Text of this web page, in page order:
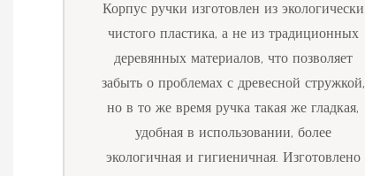
Корпус ручки изготовлен из экологически
чистого пластика, а не из традиционных
деревянных материалов, что позволяет
забыть о проблемах с древесной стружкой,
но в то же время ручка такая же гладкая,
удобная в использовании, более
экологичная и гигиеничная. Изготовлено